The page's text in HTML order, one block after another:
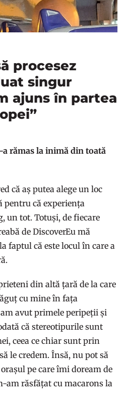
procesez
singur
ajuns în partea
a rămas la inimă din toată
că aș putea alege un loc
pentru că experiența
un tot. Totuși, de fiecare
de DiscoverEu mă
faptul că este locul în care a
din altă țară de la care
cu mine în fața
avut primele peripeții și
că stereotipurile sunt
ceea ce chiar sunt prin
le credem. Însă, nu pot să
pe care îmi doream de
am răsfățat cu macarons la